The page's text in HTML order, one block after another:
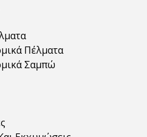
Πέλματα
Σαμπώ